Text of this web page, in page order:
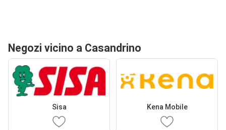
Negozi vicino a Casandrino
Sisa Kena Mobile